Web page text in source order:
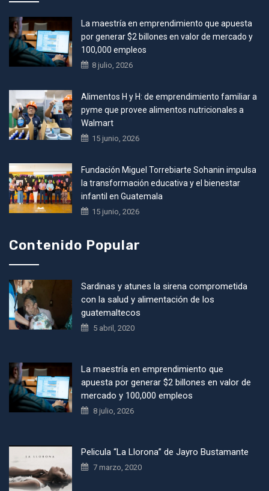
La maestría en emprendimiento que apuesta
por generar $2 billones en valor de mercado y
100,000 empleos
8 julio, 2026
Alimentos H y H: de emprendimiento familiar a
pyme que provee alimentos nutricionales a
Walmart
15 junio, 2026
Fundación Miguel Torrebiarte Sohanin impulsa
la transformación educativa y el bienestar
infantil en Guatemala
15 junio, 2026
Contenido Popular
Sardinas y atunes la sirena comprometida
con la salud y alimentación de los
guatemaltecos
5 abril, 2020
La maestría en emprendimiento que
apuesta por generar $2 billones en valor de
mercado y 100,000 empleos
8 julio, 2026
Pelicula “La Llorona” de Jayro Bustamante
7 marzo, 2020